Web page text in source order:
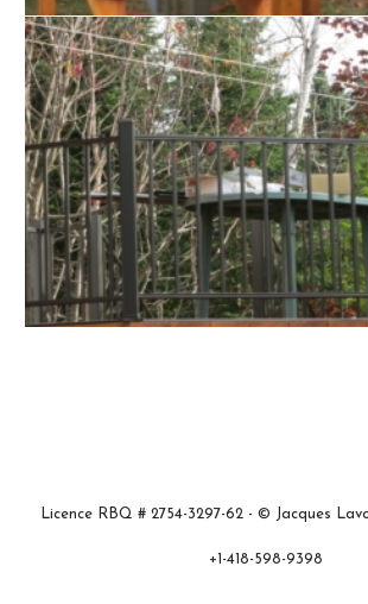
Licence RBQ # 2754-3297-62 - © Jacques
+1-418-598-9398